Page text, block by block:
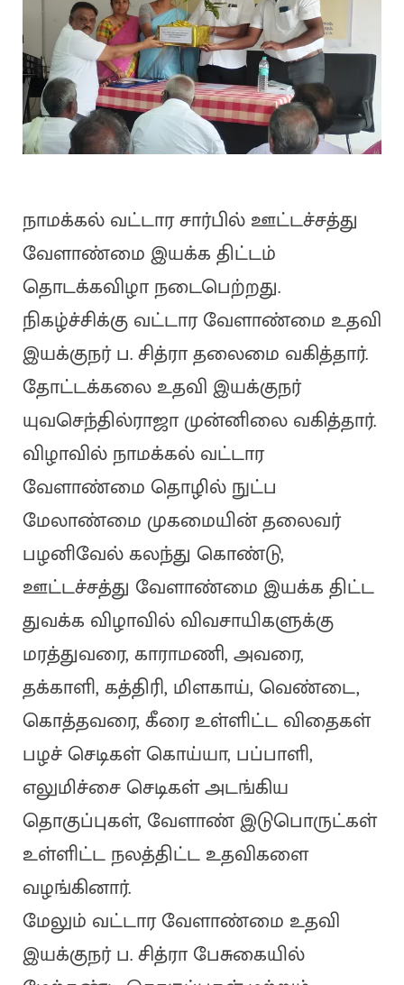
நாமக்கல் வட்டார சார்பில் ஊட்டச்சத்து
வேளாண்மை இயக்க திட்டம்
தொடக்கவிழா நடைபெற்றது.
நிகழ்ச்சிக்கு வட்டார வேளாண்மை உதவி
இயக்குநர் ப. சித்ரா தலைமை வகித்தார்.
தோட்டக்கலை உதவி இயக்குநர்
யுவசெந்தில்ராஜா முன்னிலை வகித்தார்.
விழாவில் நாமக்கல் வட்டார
வேளாண்மை தொழில் நுட்ப
மேலாண்மை முகமையின் தலைவர்
பழனிவேல் கலந்து கொண்டு,
ஊட்டச்சத்து வேளாண்மை இயக்க திட்ட
துவக்க விழாவில் விவசாயிகளுக்கு
மரத்துவரை, காராமணி, அவரை,
தக்காளி, கத்திரி, மிளகாய், வெண்டை,
கொத்தவரை, கீரை உள்ளிட்ட விதைகள்
பழச் செடிகள் கொய்யா, பப்பாளி,
எலுமிச்சை செடிகள் அடங்கிய
தொகுப்புகள், வேளாண் இடுபொருட்கள்
உள்ளிட்ட நலத்திட்ட உதவிகளை
வழங்கினார்.
மேலும் வட்டார வேளாண்மை உதவி
இயக்குநர் ப. சித்ரா பேசுகையில்